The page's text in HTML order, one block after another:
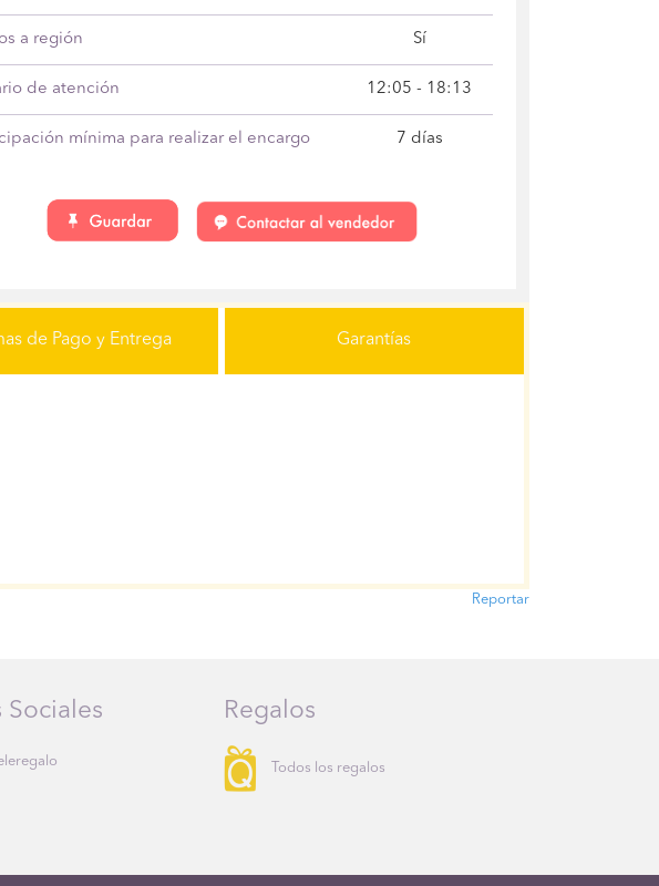
a región Sí
de atención 12:05 - 18:13
mínima para realizar el encargo 7 días
de Pago y Entrega Garantías
Reportar
Sociales Regalos
Todos los regalos